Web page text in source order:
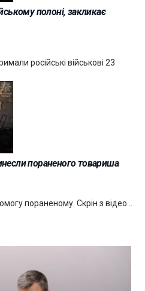
полоні, закликає
російські військові 23
пораненого товариша
пораненому. Скрін з відео…